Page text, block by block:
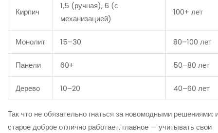
Кирпич
1,5 (ручная), 6 (с
механизацией)
100+ лет
Монолит 15–30 80–100 лет
Панели 60+ 50–80 лет
Дерево 10–20 40–60 лет
Так что не обязательно гнаться за новомодными решениями:
старое доброе отлично работает, главное — учитывать свои